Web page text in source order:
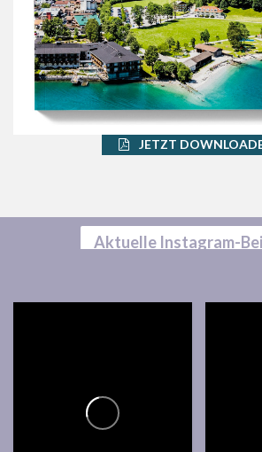
JETZT
Aktuelle Instagram-